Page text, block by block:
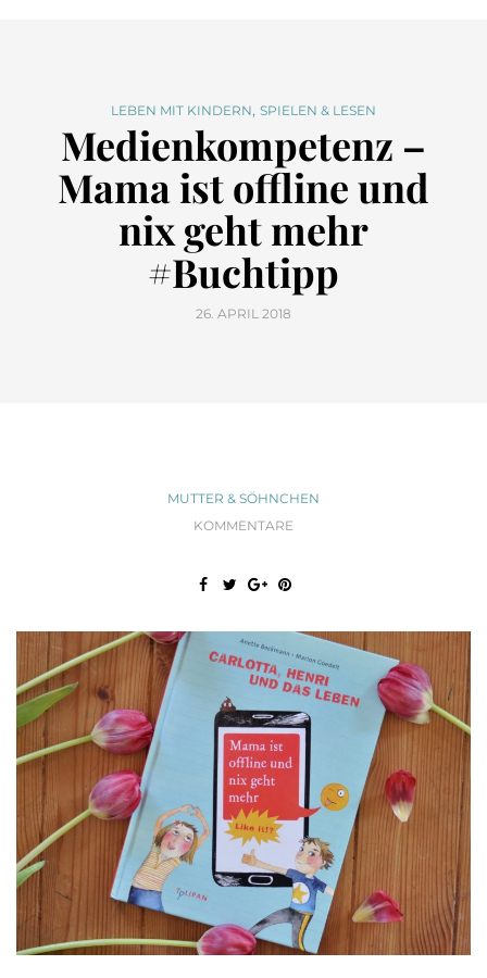
LEBEN MIT KINDERN, SPIELEN & LESEN
Medienkompetenz –
Mama ist offline und
nix geht mehr
#Buchtipp
26. APRIL 2018
MUTTER & SÖHNCHEN
KOMMENTARE